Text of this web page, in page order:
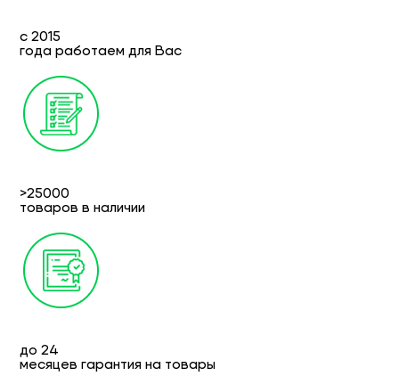
с 2015
года работаем для Вас
>25000
товаров в наличии
до 24
месяцев гарантия на товары